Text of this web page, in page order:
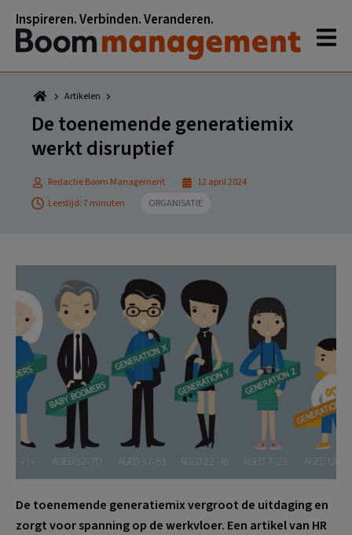
naar
hoofdnavigatie
naar
hoofd
inhoud
naar
eerste
sidebar
naar
voettekst
Inspireren. Verbinden. Veranderen.
Artikelen
De toenemende generatiemix
werkt disruptief
Redactie Boom Management
12 april 2024
Leestijd: 7 minuten
ORGANISATIE
De toenemende generatiemix vergroot de uitdaging en
zorgt voor spanning op de werkvloer. Een artikel van HR